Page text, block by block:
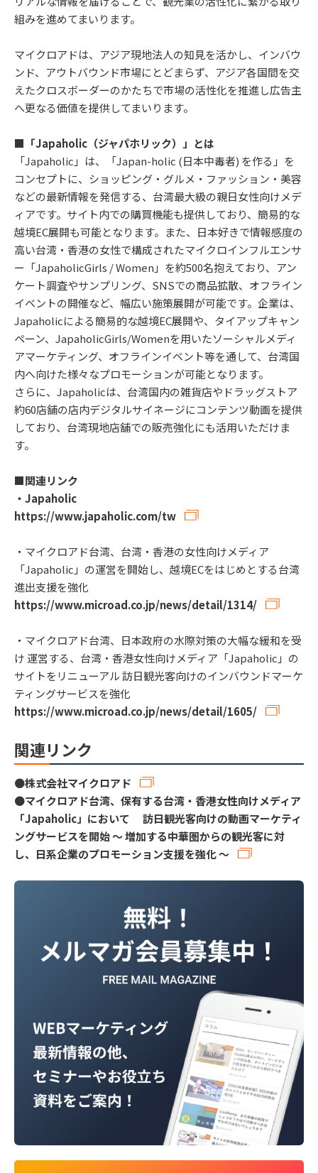
組みを進めてまいります。
マイクロアドは、アジア現地法人の知見を活かし、インバウ
ンド、アウトバウンド市場にとどまらず、アジア各国間を交
えたクロスボーダーのかたちで市場の活性化を推進し広告主
へ更なる価値を提供してまいります。
■「Japaholic（ジャパホリック）」とは
「Japaholic」は、「Japan-holic (日本中毒者) を作る」を
コンセプトに、ショッピング・グルメ・ファッション・美容
などの最新情報を発信する、台湾最大級の親日女性向けメデ
ィアです。サイト内での購買機能も提供しており、簡易的な
越境EC展開も可能となります。また、日本好きで情報感度の
高い台湾・香港の女性で構成されたマイクロインフルエンサ
ー「JapaholicGirls / Women」を約500名抱えており、アン
ケート調査やサンプリング、SNSでの商品拡散、オフライン
イベントの開催など、幅広い施策展開が可能です。企業は、
Japaholicによる簡易的な越境EC展開や、タイアップキャン
ペーン、JapaholicGirls/Womenを用いたソーシャルメディ
アマーケティング、オフラインイベント等を通して、台湾国
内へ向けた様々なプロモーションが可能となります。
さらに、Japaholicは、台湾国内の雑貨店やドラッグストア
約60店舗の店内デジタルサイネージにコンテンツ動画を提供
しており、台湾現地店舗での販売強化にも活用いただけま
す。
■関連リンク
・Japaholic
https://www.japaholic.com/tw
・マイクロアド台湾、台湾・香港の女性向けメディア
「Japaholic」の運営を開始し、越境ECをはじめとする台湾
進出支援を強化
https://www.microad.co.jp/news/detail/1314/
・マイクロアド台湾、日本政府の水際対策の大幅な緩和を受
け 運営する、台湾・香港女性向けメディア「Japaholic」の
サイトをリニューアル 訪日観光客向けのインバウンドマーケ
ティングサービスを強化
https://www.microad.co.jp/news/detail/1605/
関連リンク
●株式会社マイクロアド
●マイクロアド台湾、保有する台湾・香港女性向けメディア
「Japaholic」において 訪日観光客向けの動画マーケティ
ングサービスを開始 〜 増加する中華圏からの観光客に対
し、日系企業のプロモーション支援を強化 〜